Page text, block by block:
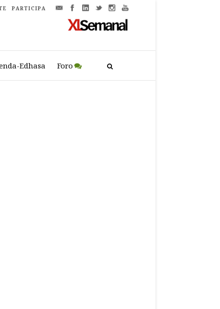
PARTICIPA
Edhasa Foro